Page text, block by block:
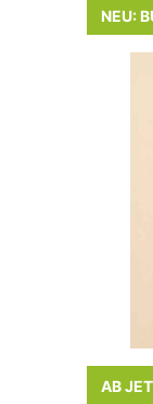
NEU:
AB